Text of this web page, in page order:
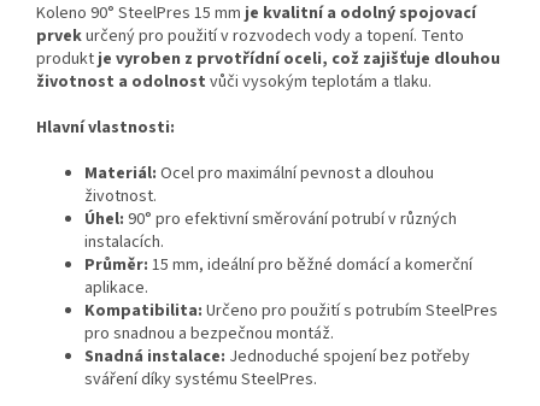
Koleno 90° SteelPres 15 mmje kvalitní a odolný spojovací
prvekurčený pro použití v rozvodech vody a topení. Tento
produktje vyroben z prvotřídní oceli, což zajišťuje dlouhou
životnost a odolnost vůči vysokým teplotám a tlaku.
Hlavní vlastnosti:
Materiál: Ocel pro maximální pevnost a dlouhou
životnost.
Úhel: 90° pro efektivní směrování potrubí v různých
instalacích.
Průměr: 15 mm, ideální pro běžné domácí a komerční
aplikace.
Kompatibilita: Určeno pro použití s potrubím SteelPres
pro snadnou a bezpečnou montáž.
Snadná instalace: Jednoduché spojení bez potřeby
sváření díky systému SteelPres.